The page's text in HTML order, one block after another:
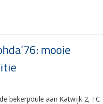
mooie
bekerpoule aan Katwijk 2, FC